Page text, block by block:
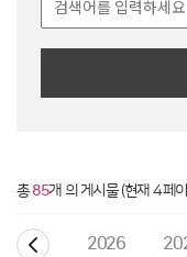
총85개 의 게시물 (현재 4 페
2026